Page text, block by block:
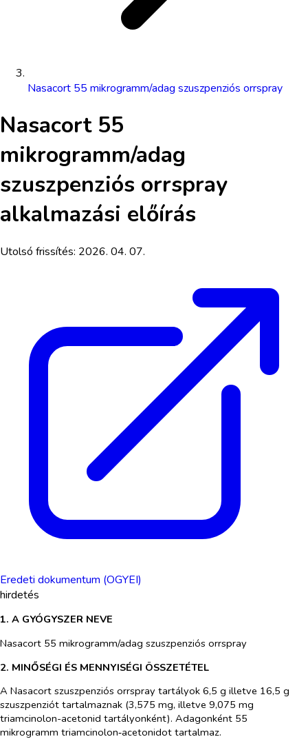
Nasacort 55 mikrogramm/adag szuszpenziós orrspray
Nasacort 55
mikrogramm/adag
szuszpenziós orrspray
alkalmazási előírás
Utolsó frissítés: 2026. 04. 07.
Eredeti dokumentum (OGYEI)
hirdetés
1. A GYÓGYSZER NEVE
Nasacort 55 mikrogramm/adag szuszpenziós orrspray
2. MINŐSÉGI ÉS MENNYISÉGI ÖSSZETÉTEL
A Nasacort szuszpenziós orrspray tartályok 6,5 g illetve 16,5 g
szuszpenziót tartalmaznak (3,575 mg, illetve 9,075 mg
triamcinolon-acetonid tartályonként). Adagonként 55
mikrogramm triamcinolon‑acetonidot tartalmaz.